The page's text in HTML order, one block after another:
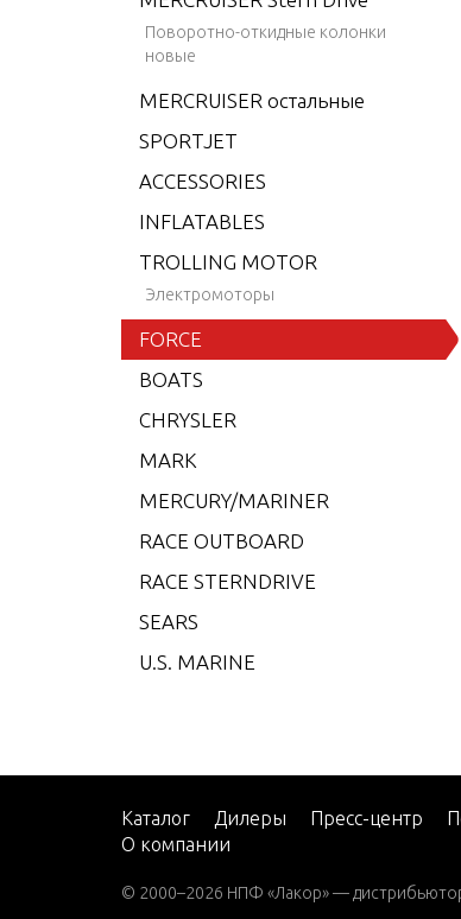
Поворотно-откидные колонки
новые
MERCRUISER остальные
SPORTJET
ACCESSORIES
INFLATABLES
TROLLING MOTOR
Электромоторы
FORCE
BOATS
CHRYSLER
MARK
MERCURY/MARINER
RACE OUTBOARD
RACE STERNDRIVE
SEARS
U.S. MARINE
Каталог Дилеры Пресс-центр
О компании
© 2000–2026 НПФ «Лакор» —